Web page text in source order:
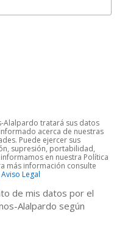
Alalpardo tratará sus datos
acerca de nuestras
Puede ejercer sus
supresión, portabilidad,
en nuestra Política
más información consulte
Legal
de mis datos por el
Alalpardo según